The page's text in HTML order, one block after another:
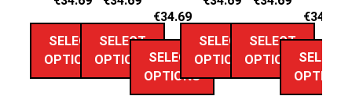
SELECT
OPTIONS
SELECT
OPTIONS
€34.69
SELECT
OPTIONS
SELECT
OPTIONS
SELECT
OPTIONS
€34.69
SELECT
OPTIONS